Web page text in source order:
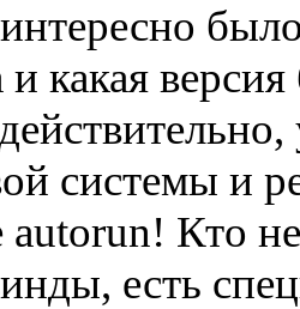
и какая
системы и
Кто
есть